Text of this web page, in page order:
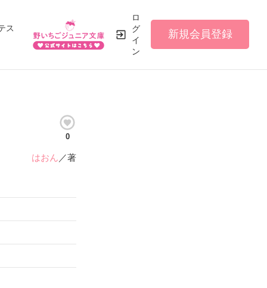
ス
ロ
グ
イ
ン
新規会員登録
0
はおん ／著